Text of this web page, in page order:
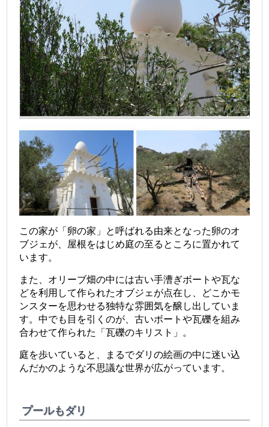
この家が「卵の家」と呼ばれる由来となった卵のオ
ブジェが、屋根をはじめ庭の至るところに置かれて
います。
また、オリーブ畑の中には古い手漕ぎボートや瓦な
どを利用して作られたオブジェが点在し、どこかモ
ンスターを思わせる独特な雰囲気を醸し出していま
す。中でも目を引くのが、古いボートや瓦礫を組み
合わせて作られた「瓦礫のキリスト」。
庭を歩いていると、まるでダリの絵画の中に迷い込
んだかのような不思議な世界が広がっています。
プールもダリ